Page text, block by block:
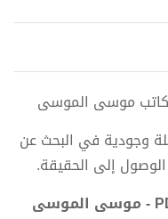
وجودية في البحث عن
إلى الحقيقة.